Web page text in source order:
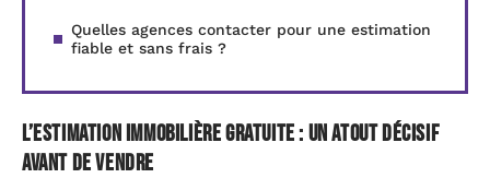
Quelles agences contacter pour une estimation
fiable et sans frais ?
L’estimation immobilière gratuite : un atout décisif
avant de vendre